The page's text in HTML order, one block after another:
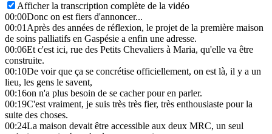
Afficher la transcription complète de la vidéo
00:00Donc on est fiers d'annoncer...
00:01Après des années de réflexion, le projet de la première maison
de soins palliatifs en Gaspésie a enfin une adresse.
00:06Et c'est ici, rue des Petits Chevaliers à Maria, qu'elle va être
construite.
00:10De voir que ça se concrétise officiellement, on est là, il y a un
lieu, les gens le savent,
00:16on n'a plus besoin de se cacher pour en parler.
00:19C'est vraiment, je suis très très fier, très enthousiaste pour la
suite des choses.
00:24La maison devait être accessible aux deux MRC, un seul